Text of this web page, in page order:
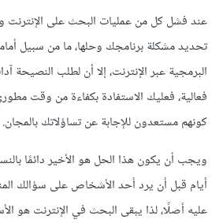
عند فشل كل من عمليات البحث على الإنترنت
تحديد مشكلة برنامجك وحلها، ما من سبيل
البرمجية عبر الإنترنت، إلا أن لطلب النصيحة
فعالية، فعليك الاستفادة بكفاءة من وقت
كونهم مستعدون للإجابة عن تساؤلاتك بالمجان.
ويجب أن يكون هذا الحل هو الأخير دائمًا
أيام قبل أن يرد أحد الأشخاص على سؤالك
عليه أصلًا، لذا يبقى البحث في الإنترنت هو